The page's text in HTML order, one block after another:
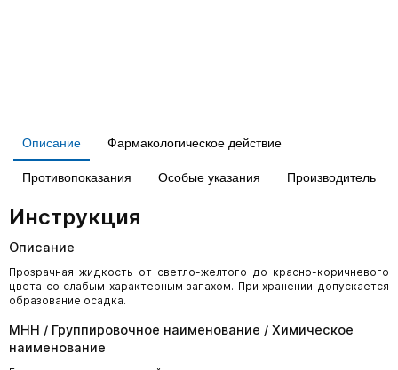
Описание Фармакологическое действие
Противопоказания Особые указания Производитель
Инструкция
Описание
Прозрачная жидкость от светло-желтого до красно-коричневого
цвета со слабым характерным запахом. При хранении допускается
образование осадка.
МНН / Группировочное наименование / Химическое
наименование